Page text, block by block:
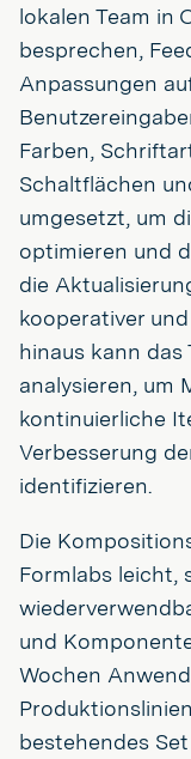
lokalen Team in
besprechen,
Anpassungen
Farben,
Schaltflächen
umgesetzt, um
optimieren und
die
kooperativer
hinaus kann
analysieren, um
kontinuierliche
Verbesserung
identifizieren.
Die
Formlabs leicht,
und
Wochen
bestehendes